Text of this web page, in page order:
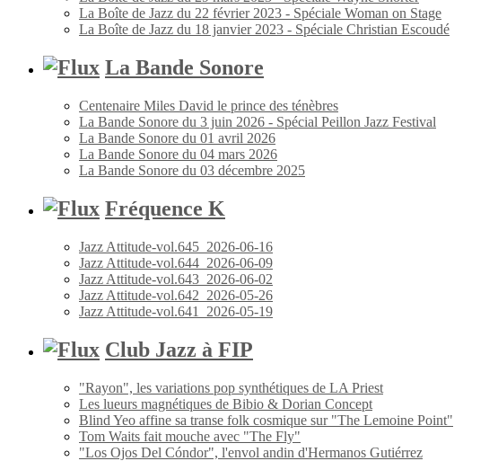
La Boîte de Jazz du 22 février 2023 - Spéciale Woman on Stage
La Boîte de Jazz du 18 janvier 2023 - Spéciale Christian Escoudé
La Bande Sonore
Centenaire Miles David le prince des ténèbres
La Bande Sonore du 3 juin 2026 - Spécial Peillon Jazz Festival
La Bande Sonore du 01 avril 2026
La Bande Sonore du 04 mars 2026
La Bande Sonore du 03 décembre 2025
Fréquence K
Jazz Attitude-vol.645_2026-06-16
Jazz Attitude-vol.644_2026-06-09
Jazz Attitude-vol.643_2026-06-02
Jazz Attitude-vol.642_2026-05-26
Jazz Attitude-vol.641_2026-05-19
Club Jazz à FIP
"Rayon", les variations pop synthétiques de LA Priest
Les lueurs magnétiques de Bibio & Dorian Concept
Blind Yeo affine sa transe folk cosmique sur "The Lemoine Point"
Tom Waits fait mouche avec "The Fly"
"Los Ojos Del Cóndor", l'envol andin d'Hermanos Gutiérrez